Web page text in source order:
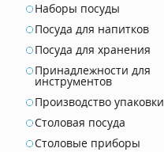
Наборы посуды
Посуда для напитков
Посуда для хранения
Принадлежности для
инструментов
Производство упаковки
Столовая посуда
Столовые приборы